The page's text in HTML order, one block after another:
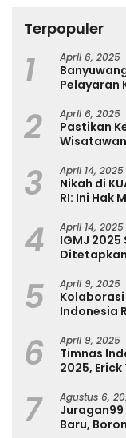
Terpopuler
1 April 6, 2025
Pelayaran
2 April 6, 2025
Pastikan
3 April 14, 2025
Nikah di
RI: Ini Hak
4 April 14, 2025
IGMJ 2025
5 April 9, 2025
Kolaborasi
Indonesia
6 April 9, 2025
Timnas
2025,
7 Agustus 6,
Juragan99
Baru,